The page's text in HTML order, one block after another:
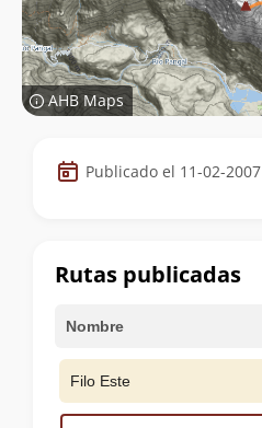
AHB Maps
Datos
de
cumbre
Publicado el 11-02-2007
Rutas publicadas
Nombre
Filo Este